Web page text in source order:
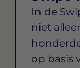
In de
niet
op basis